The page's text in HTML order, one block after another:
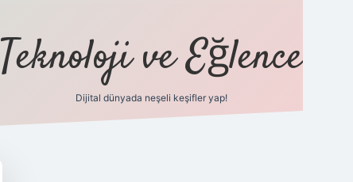
Teknoloji ve Eğlence
Dijital dünyada neşeli keşifler yap!